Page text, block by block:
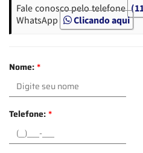
Fale conosco pelo telefone
WhatsApp
Clicando aqui
Nome:*
Telefone:*